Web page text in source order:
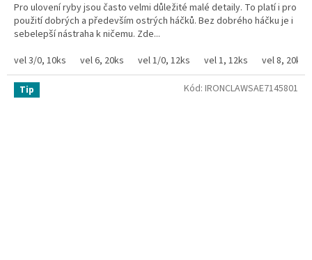
Pro ulovení ryby jsou často velmi důležité malé detaily. To platí i pro
použití dobrých a především ostrých háčků. Bez dobrého háčku je i
sebelepší nástraha k ničemu. Zde...
vel 3/0, 10ks
vel 6, 20ks vel 1/0, 12ks vel 1, 12ks vel 8, 20ks
Tip Kód: IRONCLAWSAE7145801